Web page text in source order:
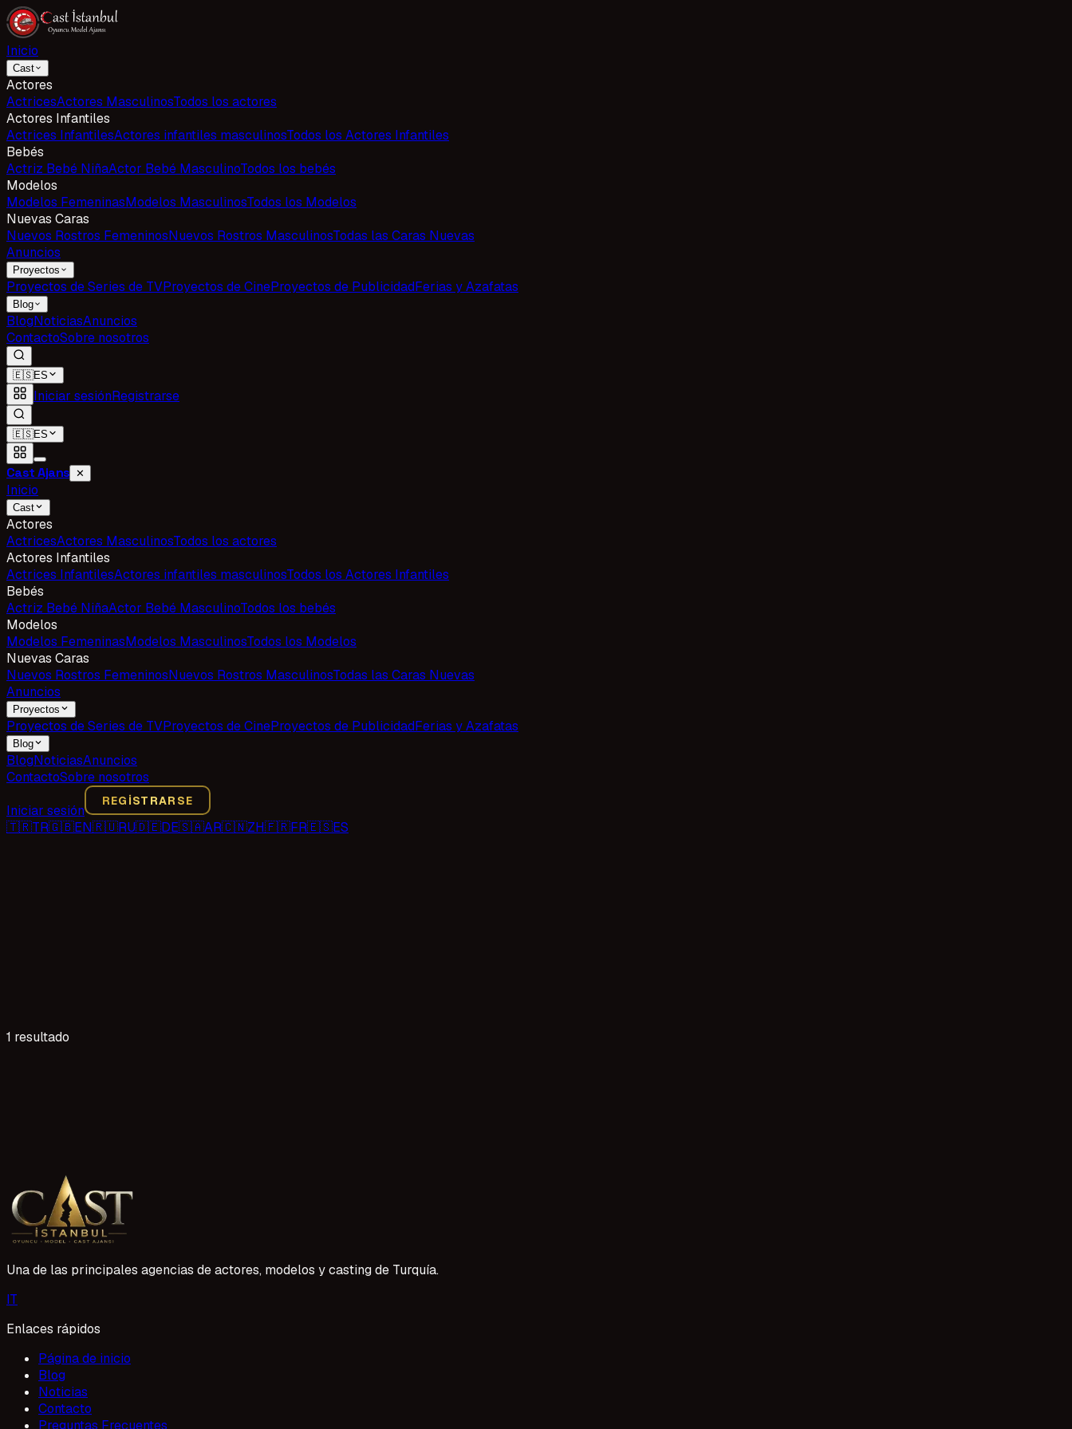
Inicio
Cast
Actores
ActricesActores MasculinosTodos los actores
Actores Infantiles
Actrices InfantilesActores infantiles masculinosTodos los Actores Infantiles
Bebés
Actriz Bebé NiñaActor Bebé MasculinoTodos los bebés
Modelos
Modelos FemeninasModelos MasculinosTodos los Modelos
Nuevas Caras
Nuevos Rostros FemeninosNuevos Rostros MasculinosTodas las Caras Nuevas
Anuncios
Proyectos
Proyectos de Series de TVProyectos de CineProyectos de PublicidadFerias y Azafatas
Blog
BlogNoticiasAnuncios
ContactoSobre nosotros
🇪🇸ES
Iniciar sesiónRegistrarse
🇪🇸ES
Cast Ajans ✕
Inicio
Cast
Actores
ActricesActores MasculinosTodos los actores
Actores Infantiles
Actrices InfantilesActores infantiles masculinosTodos los Actores Infantiles
Bebés
Actriz Bebé NiñaActor Bebé MasculinoTodos los bebés
Modelos
Modelos FemeninasModelos MasculinosTodos los Modelos
Nuevas Caras
Nuevos Rostros FemeninosNuevos Rostros MasculinosTodas las Caras Nuevas
Anuncios
Proyectos
Proyectos de Series de TVProyectos de CineProyectos de PublicidadFerias y Azafatas
Blog
BlogNoticiasAnuncios
ContactoSobre nosotros
Iniciar sesión
REGISTRARSE
🇹🇷TR🇬🇧EN🇷🇺RU🇩🇪DE🇸🇦AR🇨🇳ZH🇫🇷FR🇪🇸ES
1 resultado
doğru projelerle buluşturmak için çalışıyor. Oyuncu profilinizi oluşturmak ve audition süreçlerine dahil olmak için başvurunuzu yapabilirsiniz.
1 Mayıs 2026
Una de las principales agencias de actores, modelos y casting de Turquía.
IT
Enlaces rápidos
Página de inicio
Blog
Noticias
Contacto
Preguntas Frecuentes